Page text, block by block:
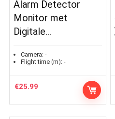
Alarm Detector
Monitor met
Digitale…
Camera: -
Flight time (m): -
€25.99